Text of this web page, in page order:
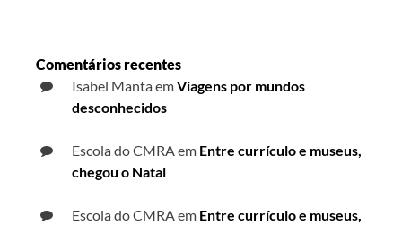
Comentários recentes
Isabel MantaemViagens por mundos
desconhecidos
Escola do CMRAem Entre currículo e museus,
chegou o Natal
Escola do CMRAem Entre currículo e museus,